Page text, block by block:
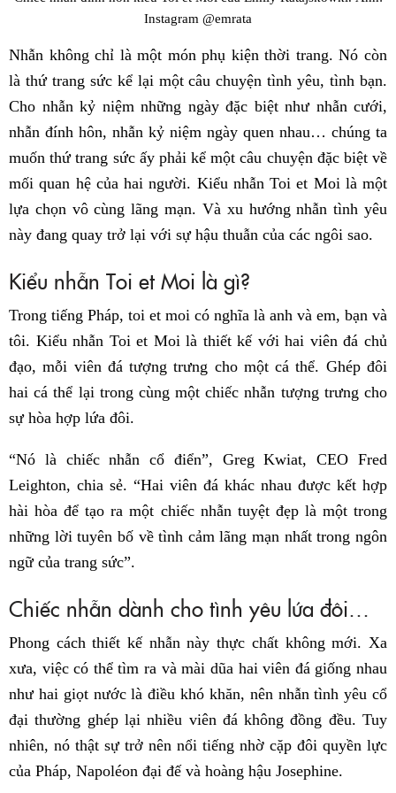
Instagram @emrata
Nhẫn không chỉ là một món phụ kiện thời trang. Nó còn
là thứ trang sức kể lại một câu chuyện tình yêu, tình bạn.
Cho nhẫn kỷ niệm những ngày đặc biệt như nhẫn cưới,
nhẫn đính hôn, nhẫn kỷ niệm ngày quen nhau… chúng ta
muốn thứ trang sức ấy phải kể một câu chuyện đặc biệt về
mối quan hệ của hai người. Kiểu nhẫn Toi et Moi là một
lựa chọn vô cùng lãng mạn. Và xu hướng nhẫn tình yêu
này đang quay trở lại với sự hậu thuẫn của các ngôi sao.
Kiểu nhẫn Toi et Moi là gì?
Trong tiếng Pháp, toi et moi có nghĩa là anh và em, bạn và
tôi. Kiểu nhẫn Toi et Moi là thiết kế với hai viên đá chủ
đạo, mỗi viên đá tượng trưng cho một cá thể. Ghép đôi
hai cá thể lại trong cùng một chiếc nhẫn tượng trưng cho
sự hòa hợp lứa đôi.
“Nó là chiếc nhẫn cổ điển”, Greg Kwiat, CEO Fred
Leighton, chia sẻ. “Hai viên đá khác nhau được kết hợp
hài hòa để tạo ra một chiếc nhẫn tuyệt đẹp là một trong
những lời tuyên bố về tình cảm lãng mạn nhất trong ngôn
ngữ của trang sức”.
Chiếc nhẫn dành cho tình yêu lứa đôi…
Phong cách thiết kế nhẫn này thực chất không mới. Xa
xưa, việc có thể tìm ra và mài dũa hai viên đá giống nhau
như hai giọt nước là điều khó khăn, nên nhẫn tình yêu cổ
đại thường ghép lại nhiều viên đá không đồng đều. Tuy
nhiên, nó thật sự trở nên nổi tiếng nhờ cặp đôi quyền lực
của Pháp, Napoléon đại đế và hoàng hậu Josephine.